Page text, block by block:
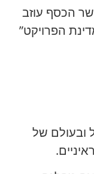
הכסף עוזב
הפרויקט”
ובעולם של